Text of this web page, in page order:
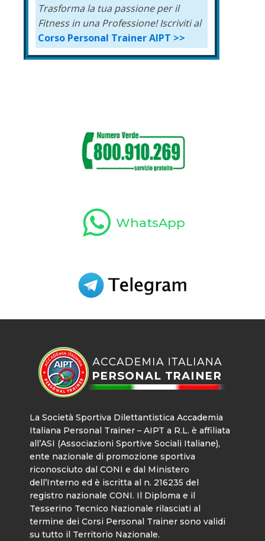
Trasforma la tua passione per il
Fitness in una Professione! Iscriviti al
Corso Personal Trainer AIPT >>
WhatsApp
La Società Sportiva Dilettantistica Accademia
Italiana Personal Trainer – AIPT a R.L. è affiliata
all’ASI (Associazioni Sportive Sociali Italiane),
ente nazionale di promozione sportiva
riconosciuto dal CONI e dal Ministero
dell’Interno ed è iscritta al n. 216235 del
registro nazionale CONI. Il Diploma e il
Tesserino Tecnico Nazionale rilasciati al
termine dei Corsi Personal Trainer sono validi
su tutto il Territorio Nazionale.